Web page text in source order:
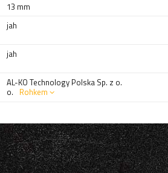
13 mm
jah
jah
AL-KO Technology Polska Sp. z o.
o. Rohkem